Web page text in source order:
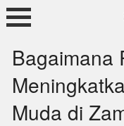
Skip
to
Bagaimana
Muda di